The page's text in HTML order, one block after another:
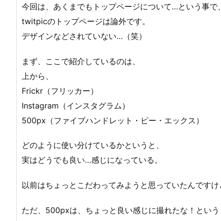
今回は、あくまでもトップページについて…という事で、
twitpicのトップページは論外です。
デザインなどされていない…（笑）
まず、ここで紹介しているのは、
上から、
Frickr（フリッカー）
Instagram（インスタグラム）
500px（ファイブハンドレット・ピー・エックス）
どのように使い分けているかというと、
実はどうでも良い…感じになっている。
以前はちょっとこだわってみようと思っていたんですけ
ただ、500pxは、ちょっと良い感じに撮れたな！という